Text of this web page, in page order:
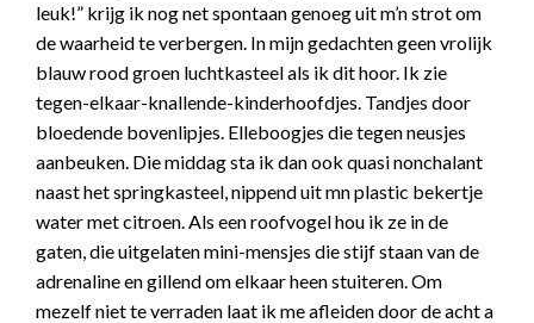
leuk!” krijg ik nog net spontaan genoeg uit m’n strot om
de waarheid te verbergen. In mijn gedachten geen vrolijk
blauw rood groen luchtkasteel als ik dit hoor. Ik zie
tegen-elkaar-knallende-kinderhoofdjes. Tandjes door
bloedende bovenlipjes. Elleboogjes die tegen neusjes
aanbeuken. Die middag sta ik dan ook quasi nonchalant
naast het springkasteel, nippend uit mn plastic bekertje
water met citroen. Als een roofvogel hou ik ze in de
gaten, die uitgelaten mini-mensjes die stijf staan van de
adrenaline en gillend om elkaar heen stuiteren. Om
mezelf niet te verraden laat ik me afleiden door de acht a